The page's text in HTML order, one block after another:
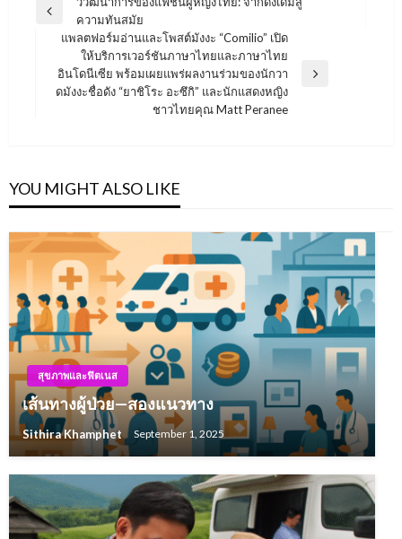
navigation
Previousความทันสมัย
Next
Post
แพลตฟอร์มอ่านและโพสต์มังงะ “Comilio” เปิด
ให้บริการเวอร์ชันภาษาไทยและภาษาไทย
อินโดนีเซีย พร้อมเผยแพร่ผลงานร่วมของนักวา
ดมังงะชื่อดัง “ยาชิโระ อะซึกิ” และนักแสดงหญิง
ชาวไทยคุณ Matt Peranee
YOU MIGHT ALSO LIKE
สุขภาพและฟิตเนส
เส้นทางผู้ป่วย—สองแนวทาง
Sithira Khamphet September 1, 2025